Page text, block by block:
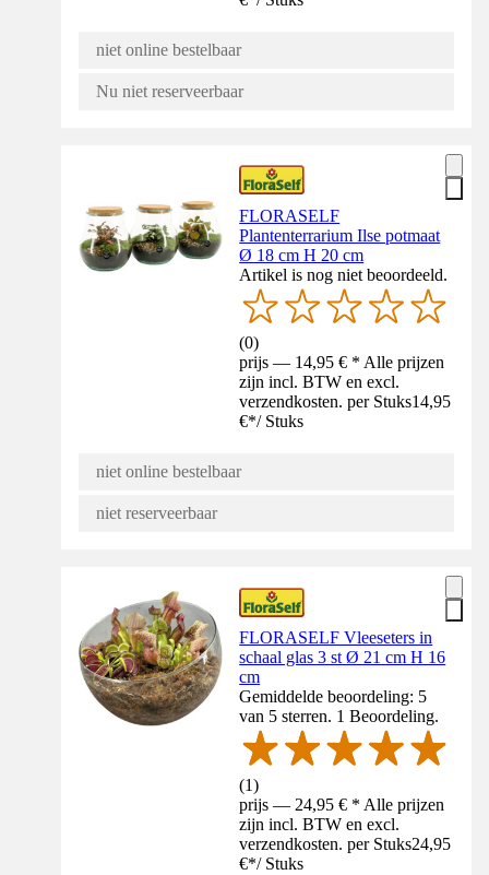
niet online bestelbaar
Nu niet reserveerbaar
FLORASELF
Plantenterrarium Ilse potmaat
Ø 18 cm H 20 cm
Artikel is nog niet beoordeeld.
(0)
prijs — 14,95 € * Alle prijzen
zijn incl. BTW en excl.
verzendkosten. per Stuks14,95
€*/ Stuks
niet online bestelbaar
niet reserveerbaar
FLORASELF Vleeseters in
schaal glas 3 st Ø 21 cm H 16
cm
Gemiddelde beoordeling: 5
van 5 sterren. 1 Beoordeling.
(1)
prijs — 24,95 € * Alle prijzen
zijn incl. BTW en excl.
verzendkosten. per Stuks24,95
€*/ Stuks